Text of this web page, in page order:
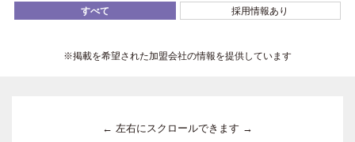
すべて 採用情報あり
※掲載を希望された加盟会社の情報を提供しています
← 左右にスクロールできます →